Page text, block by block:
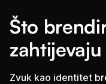
Što
zahtijevaju
Zvuk kao identitet